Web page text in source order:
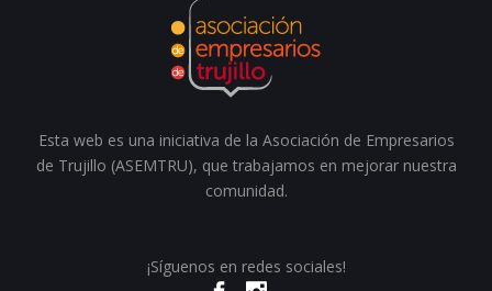
Esta web es una iniciativa de la Asociación de Empresarios
de Trujillo (ASEMTRU), que trabajamos en mejorar nuestra
comunidad.
¡Síguenos en redes sociales!